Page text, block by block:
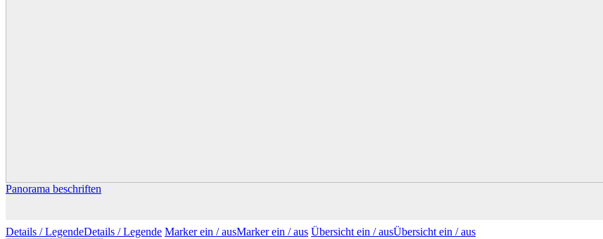
Panorama beschriften
Details / LegendeDetails /Legende Marker ein /ausMarkerein / aus Übersicht ein /ausÜbersicht ein / aus